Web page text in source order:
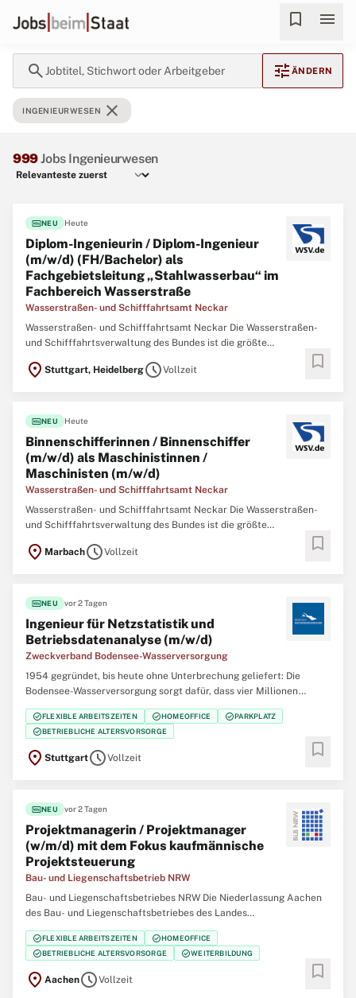
bookmark menu
search Jobtitel, Stichwort oder Arbeitgeber tune ÄNDERN
INGENIEURWESEN close
999Jobs Ingenieurwesen
fiber_newNEU Heute
Diplom-Ingenieurin / Diplom-Ingenieur
(m/w/d) (FH/Bachelor) als
Fachgebietsleitung „Stahlwasserbau“ im
Fachbereich Wasserstraße
Wasserstraßen- und Schifffahrtsamt Neckar
Wasserstraßen- und Schifffahrtsamt Neckar Die Wasserstraßen-
und Schifffahrtsverwaltung des Bundes ist die größte
Verkehr (BMV). In unseren Behörden arbeiten deutschlandweit
location_on Stuttgart, HeidelbergscheduleVollzeit bookmark
fiber_newNEU Heute
Binnenschifferinnen / Binnenschiffer
(m/w/d) als Maschinistinnen /
Maschinisten (m/w/d)
Wasserstraßen- und Schifffahrtsamt Neckar
Wasserstraßen- und Schifffahrtsamt Neckar Die Wasserstraßen-
und Schifffahrtsverwaltung des Bundes ist die größte
Verkehr (BMV). In unseren Behörden arbeiten deutschlandweit
location_on MarbachscheduleVollzeit bookmark
fiber_newNEU vor 2 Tagen
Ingenieur für Netzstatistik und
Betriebsdatenanalyse (m/w/d)
Zweckverband Bodensee-Wasserversorgung
1954 gegründet, bis heute ohne Unterbrechung geliefert: Die
Bodensee-Wasserversorgung sorgt dafür, dass vier Millionen
Menschen in Baden-Württemberg qualitativ bestes Trinkwasser aus
dem Bodensee erhalten. Tag für Tag. Rund um die Uhr. Wir suchen
für unseren Bereich Verteilbetriebe
check_circleFLEXIBLE ARBEITSZEITEN check_circleHOMEOFFICE check_circlePARKPLATZ
check_circleBETRIEBLICHE ALTERSVORSORGE
location_on StuttgartscheduleVollzeit bookmark
fiber_newNEU vor 2 Tagen
Projektmanagerin / Projektmanager
(w/m/d) mit dem Fokus kaufmännische
Projekt­steuerung
Bau- und Liegenschaftsbetrieb NRW
Bau- und Liegenschaftsbetriebes NRW Die Niederlassung Aachen
des Bau- und Liegenschaftsbetriebes des Landes
Nordrhein‑Westfalen (BLB NRW) sucht zum nächstmöglichen
Zeitpunkt eine/einen Projektmanagerin / Projektmanager (w/m/d)
mit dem Fokus kaufmännische Projektsteuerung Der Bau-
check_circleFLEXIBLE ARBEITSZEITEN check_circleHOMEOFFICE
check_circleBETRIEBLICHE ALTERSVORSORGE check_circleWEITERBILDUNG
location_on AachenscheduleVollzeit bookmark